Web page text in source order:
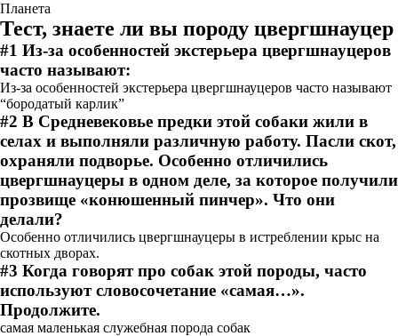
Планета
Тест, знаете ли вы породу цвергшнауцер
#1 Из-за особенностей экстерьера цвергшнауцеров
часто называют:
Из-за особенностей экстерьера цвергшнауцеров часто называют
“бородатый карлик”
#2 В Средневековье предки этой собаки жили в
селах и выполняли различную работу. Пасли скот,
охраняли подворье. Особенно отличились
цвергшнауцеры в одном деле, за которое получили
прозвище «конюшенный пинчер». Что они
делали?
Особенно отличились цвергшнауцеры в истреблении крыс на
скотных дворах.
#3 Когда говорят про собак этой породы, часто
используют словосочетание «самая…».
Продолжите.
самая маленькая служебная порода собак